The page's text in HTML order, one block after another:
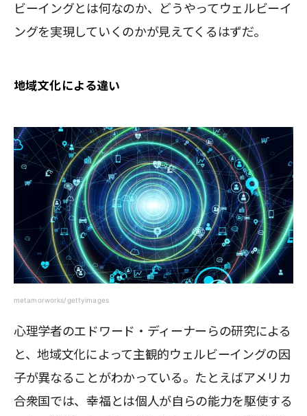
ビーイングとは何なのか、どうやってウェルビーイ
ングを実現していくのかが見えてくるはずだ。
地域文化による違い
metamorworks/gettyimages
心理学者のエドワード・ディーナーらの研究による
と、地域文化によって主観的ウェルビーイングの因
子が異なることがわかっている。たとえばアメリカ
合衆国では、幸福とは個人が自らの能力を駆使する